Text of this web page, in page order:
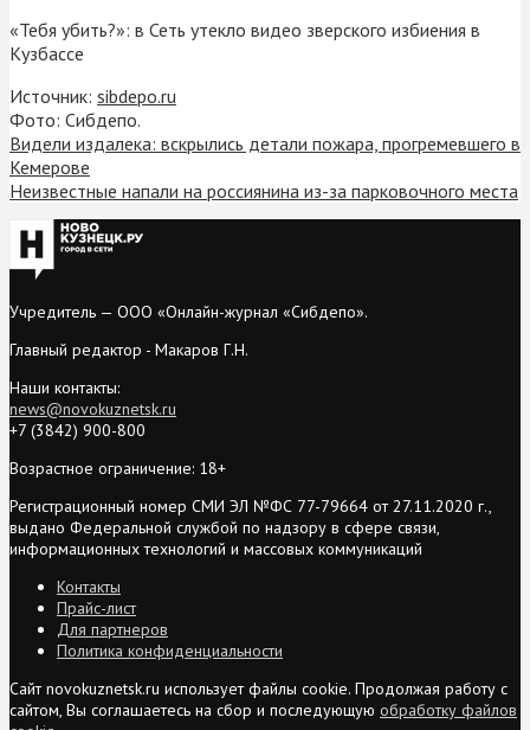
«Тебя убить?»: в Сеть утекло видео зверского избиения в
Кузбассе
Источник: sibdepo.ru
Фото: Сибдепо.
Видели издалека: вскрылись детали пожара, прогремевшего в
Кемерове
Неизвестные напали на россиянина из-за парковочного места
Учредитель — ООО «Онлайн-журнал «Сибдепо».
Главный редактор - Макаров Г.Н.
Наши контакты:
news@novokuznetsk.ru
+7 (3842) 900-800
Возрастное ограничение: 18+
Регистрационный номер СМИ ЭЛ №ФС 77-79664 от 27.11.2020 г.,
выдано Федеральной службой по надзору в сфере связи,
информационных технологий и массовых коммуникаций
Контакты
Прайс-лист
Для партнеров
Политика конфиденциальности
Сайт novokuznetsk.ru использует файлы cookie. Продолжая работу с
сайтом, Вы соглашаетесь на сбор и последующую обработку файлов